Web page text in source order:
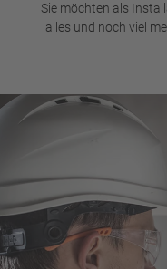
Sie möchten als
alles und noch viel